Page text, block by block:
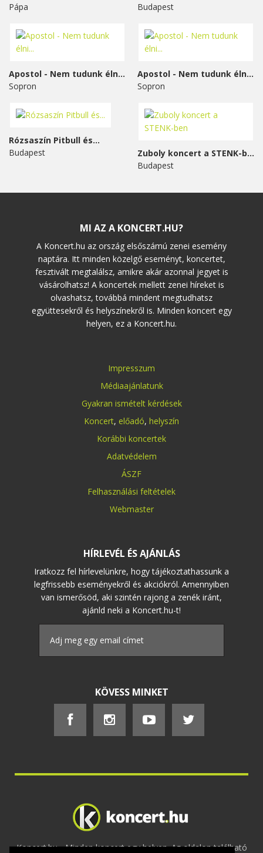
Pápa
Budapest
Apostol - Nem tudunk élni...
Sopron
Apostol - Nem tudunk élni...
Sopron
Rózsaszín Pitbull és...
Budapest
Zuboly koncert a STENK-ben
Budapest
MI AZ A KONCERT.HU?
A Koncert.hu az ország elsőszámú zenei esemény
naptára. Itt minden közelgő eseményt, koncertet,
fesztivált megtalálsz, amikre akár azonnal jegyet is
vásárolhatsz! A koncertek mellett zenei híreket is
olvashatsz, továbbá mindent megtudhatsz
együttesekről és helyszínekről is. Minden koncert egy
helyen, ez a Koncert.hu.
Impresszum
Médiaajánlatunk
Gyakran ismételt kérdések
Koncert, előadó, helyszín
Korábbi koncertek
Adatvédelem
ÁSZF
Felhasználási feltételek
Webmaster
HÍRLEVÉL ÉS AJÁNLÁS
Iratkozz fel hírlevelünkre, hogy tájékoztathassunk a
legfrissebb eseményekről és akciókról. Amennyiben
van ismerősöd, aki szintén rajong a zenék iránt,
ajánld neki a Koncert.hu-t!
KÖVESS MINKET
Koncert.hu - Minden koncert egy helyen. Az oldalon található